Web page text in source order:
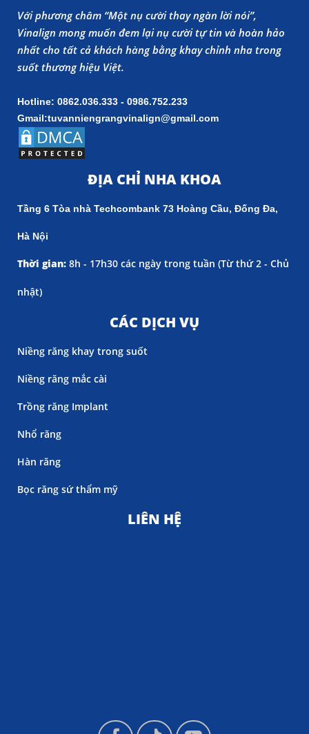
Với phương châm “Một nụ cười thay ngàn lời nói”,
Vinalign mong muốn đem lại nụ cười tự tin và hoàn hảo
nhất cho tất cả khách hàng bằng khay chỉnh nha trong
suốt thương hiệu Việt.
Hotline: 0862.036.333 - 0986.752.233
Gmail:tuvanniengrangvinalign@gmail.com
ĐỊA CHỈ NHA KHOA
Tầng 6 Tòa nhà Techcombank 73 Hoàng Cầu, Đống Đa,
Hà Nội
Thời gian: 8h - 17h30 các ngày trong tuần (Từ thứ 2 - Chủ
nhật)
CÁC DỊCH VỤ
Niềng răng khay trong suốt
Niềng răng mắc cài
Trồng răng Implant
Nhổ răng
Hàn răng
Bọc răng sứ thẩm mỹ
LIÊN HỆ